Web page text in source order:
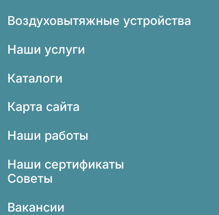
Воздуховытяжные устройства
Наши услуги
Каталоги
Карта сайта
Наши работы
Наши сертификаты
Советы
Вакансии